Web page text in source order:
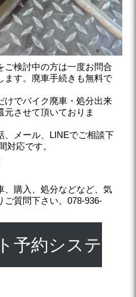
ご検討中の方は一度お問合
ます。廃車手続きも無料で
けでバイク廃車・処分出来
元させて頂いておりま
、メール、LINEでご相談下
対応です。
、購入、処分などなど、気
ご質問下さい。078-936-
予約システ